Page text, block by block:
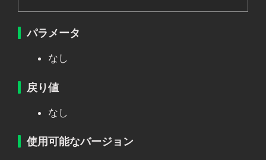
パラメータ
なし
戻り値
なし
使用可能なバージョン